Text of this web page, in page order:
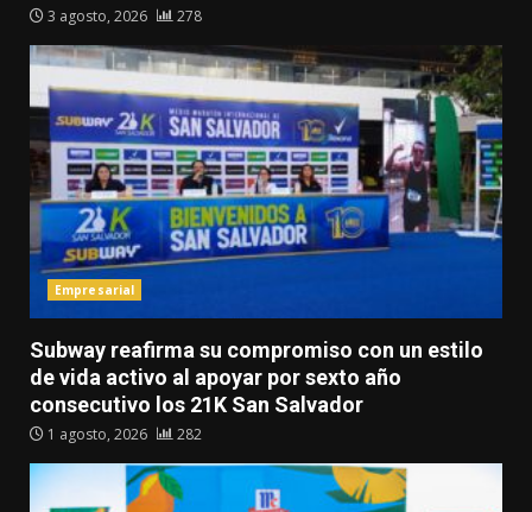
3 agosto, 2026 278
Empresarial
Subway reafirma su compromiso con un estilo
de vida activo al apoyar por sexto año
consecutivo los 21K San Salvador
1 agosto, 2026 282